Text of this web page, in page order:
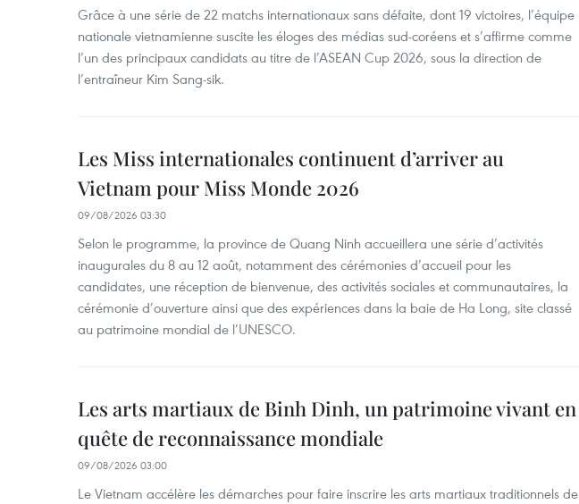
Grâce à une série de 22 matchs internationaux sans défaite, dont 19 victoires, l’équipe
nationale vietnamienne suscite les éloges des médias sud-coréens et s’affirme comme
l’un des principaux candidats au titre de l’ASEAN Cup 2026, sous la direction de
l’entraîneur Kim Sang-sik.
Les Miss internationales continuent d’arriver au
Vietnam pour Miss Monde 2026
09/08/2026 03:30
Selon le programme, la province de Quang Ninh accueillera une série d’activités
inaugurales du 8 au 12 août, notamment des cérémonies d’accueil pour les
candidates, une réception de bienvenue, des activités sociales et communautaires, la
cérémonie d’ouverture ainsi que des expériences dans la baie de Ha Long, site classé
au patrimoine mondial de l’UNESCO.
Les arts martiaux de Binh Dinh, un patrimoine vivant en
quête de reconnaissance mondiale
09/08/2026 03:00
Le Vietnam accélère les démarches pour faire inscrire les arts martiaux traditionnels de